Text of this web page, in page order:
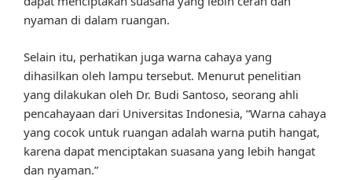
nyaman di dalam ruangan.
Selain itu, perhatikan juga warna cahaya yang
dihasilkan oleh lampu tersebut. Menurut penelitian
yang dilakukan oleh Dr. Budi Santoso, seorang ahli
pencahayaan dari Universitas Indonesia, “Warna cahaya
yang cocok untuk ruangan adalah warna putih hangat,
karena dapat menciptakan suasana yang lebih hangat
dan nyaman.”